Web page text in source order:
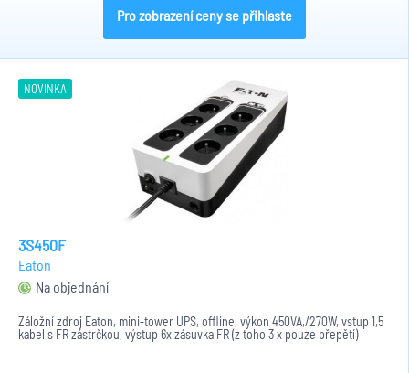
Pro zobrazení ceny se přihlaste
NOVINKA
3S450F
Eaton
Na objednání
Záložní zdroj Eaton, mini-tower UPS, offline, výkon 450VA,/270W, vstup 1,5
kabel s FR zástrčkou, výstup 6x zásuvka FR (z toho 3 x pouze přepětí)